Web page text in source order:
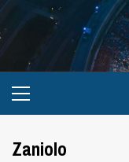
Zaniolo